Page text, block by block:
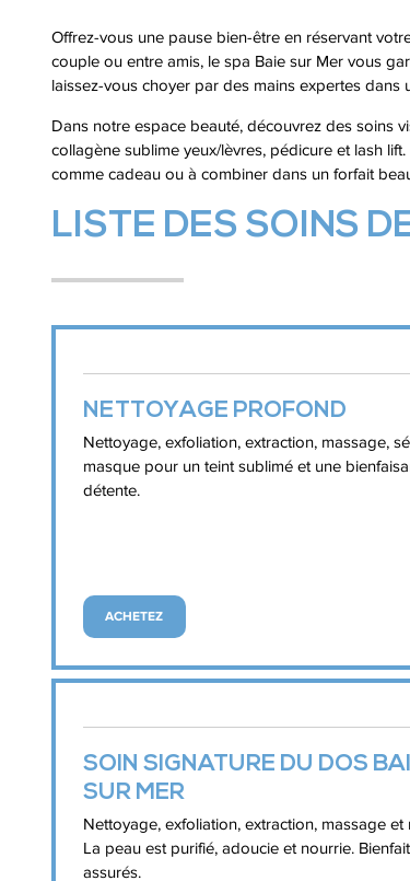
Offrez-vous une pause bien-être en réservant
couple ou entre amis, le spa Baie sur Mer vous
laissez-vous choyer par des mains expertes dans
Dans notre espace beauté, découvrez des soins
collagène sublime yeux/lèvres, pédicure et lash
comme cadeau ou à combiner dans un forfait
LISTE DES SOINS
NETTOYAGE PROFOND
Nettoyage, exfoliation, extraction, massage,
masque pour un teint sublimé et une
détente.
ACHETEZ
SOIN SIGNATURE DU DOS
SUR MER
Nettoyage, exfoliation, extraction, massage et
La peau est purifié, adoucie et nourrie.
assurés.